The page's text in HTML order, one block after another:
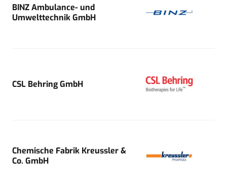
BINZ Ambulance- und
Umwelttechnik GmbH
CSL Behring GmbH
Chemische Fabrik Kreussler &
Co. GmbH